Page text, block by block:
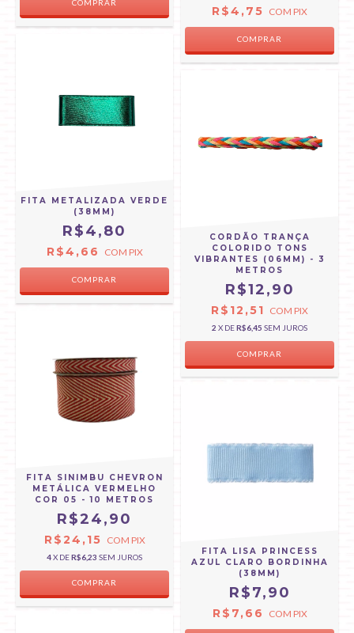
COMPRAR
R$4,75 COM PIX
COMPRAR
FITA METALIZADA VERDE
(38MM)
R$4,80
R$4,66 COM PIX
COMPRAR
CORDÃO TRANÇA
COLORIDO TONS
VIBRANTES (06MM) - 3
METROS
R$12,90
R$12,51 COM PIX
2 X DER$6,45 SEM JUROS
FITA SINIMBU CHEVRON
METÁLICA VERMELHO
COR 05 - 10 METROS
R$24,90
R$24,15 COM PIX
4X DER$6,23 SEM JUROS
COMPRAR
FITA LISA PRINCESS
AZUL CLARO BORDINHA
(38MM)
R$7,90
R$7,66 COM PIX